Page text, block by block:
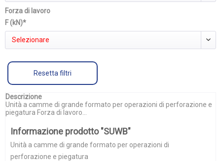
Forza di lavoro
F (kN)*
Selezionare
Resetta filtri
Descrizione
Unità a camme di grande formato per operazioni di perforazione e
piegatura Forza di lavoro...
Informazione prodotto "SUWB"
Unità a camme di grande formato per operazioni di
perforazione e piegatura